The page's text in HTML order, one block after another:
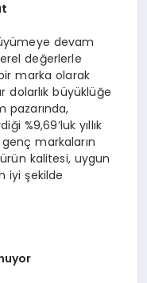
devam
değerlerle
marka olarak
dolarlık büyüklüğe
pazarında,
%9,69’luk yıllık
markaların
kalitesi, uygun
iyi şekilde